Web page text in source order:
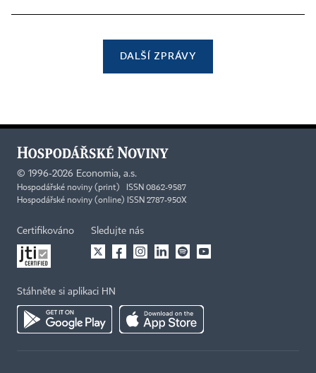
DALŠÍ ZPRÁVY
© 1996-2026 Economia, a.s.
Hospodářské noviny (print) ISSN 0862-9587
Hospodářské noviny (online) ISSN 2787-950X
Certifikováno Sledujte nás
Stáhněte si aplikaci HN